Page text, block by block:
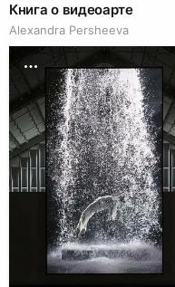
Книга о видеоарте
Alexandra Persheeva